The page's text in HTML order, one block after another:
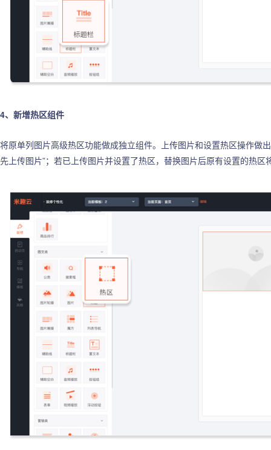
4、新增热区组件
将原单列图片高级热区功能做成独立组件。上传图片和设置热区操作做
先上传图片”；若已上传图片并设置了热区，替换图片后原有设置的热区